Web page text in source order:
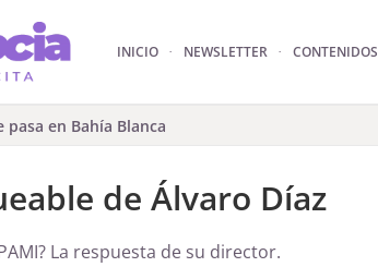
INICIO NEWSLETTER CONTENIDOS
en Bahía Blanca
de Álvaro Díaz
La respuesta de su director.